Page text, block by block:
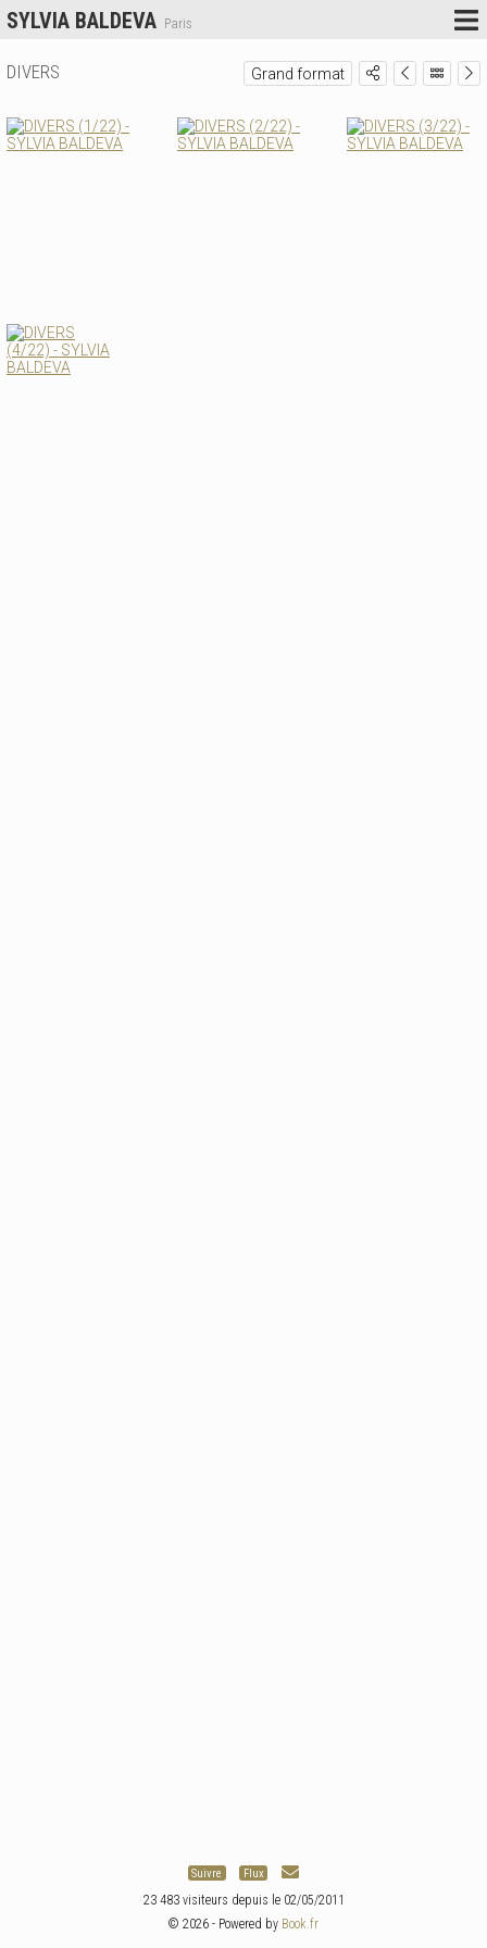
SYLVIA BALDEVA Paris
Grand format
DIVERS
Suivre Flux
23 483 visiteurs depuis le 02/05/2011
© 2026 - Powered by Book.fr